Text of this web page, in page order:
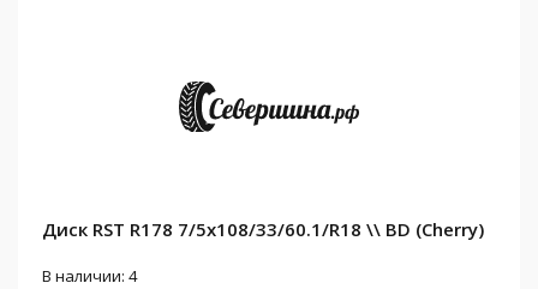
Диск RST R178 7/5x108/33/60.1/R18 \\ BD (Cherry)
В наличии: 4